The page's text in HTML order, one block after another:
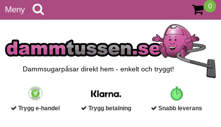
Meny 0
Dammsugarpåsar direkt hem - enkelt och tryggt!
Trygg e-handel Trygg betalning Snabb leverans